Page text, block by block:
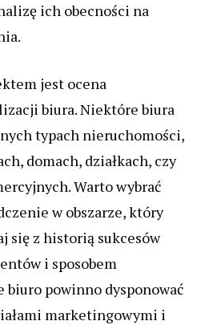
ich obecności na
jest ocena
biura. Niektóre biura
typach nieruchomości,
domach, działkach, czy
Warto wybrać
w obszarze, który
się z historią sukcesów
i sposobem
biuro powinno dysponować
marketingowymi i